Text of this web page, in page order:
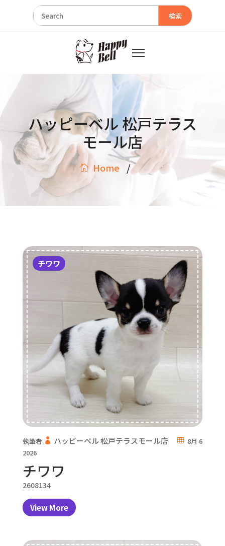
検索
ハッピーベル 松戸テラス
モール店
Home /
チワワ
執筆者 ハッピーベル 松戸テラスモール店
8月 6
2026
チワワ
2608134
View More